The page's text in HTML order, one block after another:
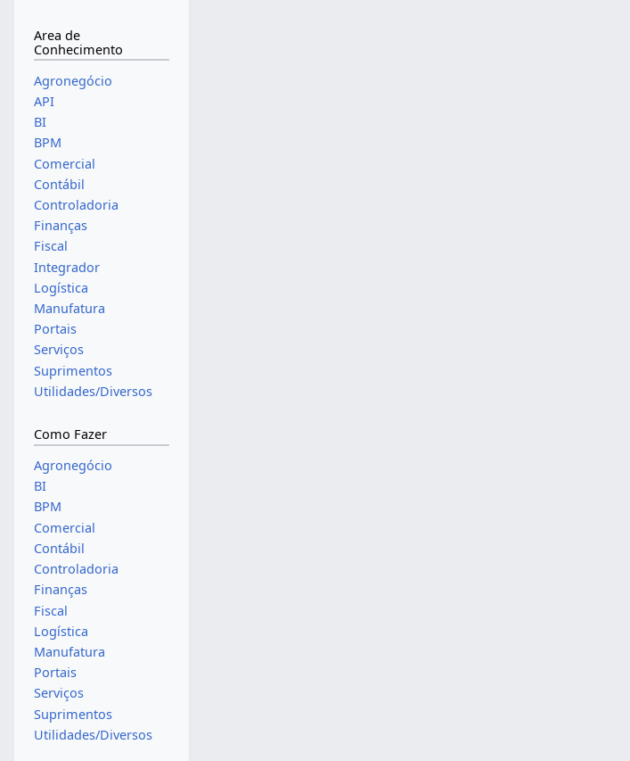
Area de
Conhecimento
Agronegócio
API
BI
BPM
Comercial
Contábil
Controladoria
Finanças
Fiscal
Integrador
Logística
Manufatura
Portais
Serviços
Suprimentos
Utilidades/Diversos
Como Fazer
Agronegócio
BI
BPM
Comercial
Contábil
Controladoria
Finanças
Fiscal
Logística
Manufatura
Portais
Serviços
Suprimentos
Utilidades/Diversos